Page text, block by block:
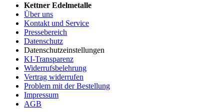
Kettner Edelmetalle
Über uns
Kontakt und Service
Pressebereich
Datenschutz
Datenschutzeinstellungen
KI-Transparenz
Widerrufsbelehrung
Vertrag widerrufen
Problem mit der Bestellung
Impressum
AGB